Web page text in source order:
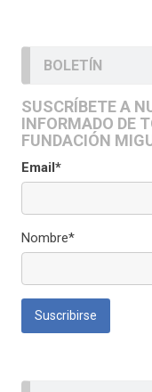
BOLETÍN
SUSCRÍBETE A
INFORMADO DE
FUNDACIÓN
Email*
Nombre*